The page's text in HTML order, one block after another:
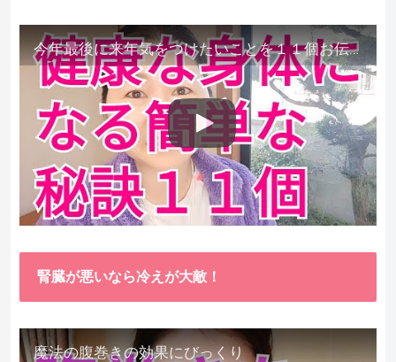
今年最後に来年気をつけたいことを１１個お伝えします。
腎臓が悪いなら冷えが大敵！
魔法の腹巻きの効果にびっくり